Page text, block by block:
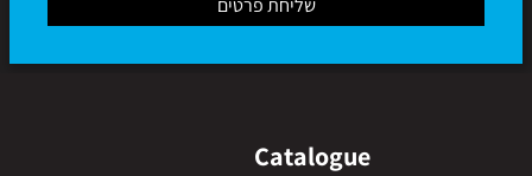
Catalogue